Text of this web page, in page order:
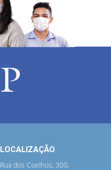
LOCALIZAÇÃO
Rua dos Coelhos, 300,